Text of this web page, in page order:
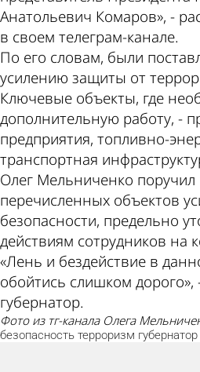
Анатольевич Комаров», -
в своем телеграм-канале.
По его словам, были
усилению защиты от
Ключевые объекты, где
дополнительную работу, -
предприятия, топливно-
транспортная
Олег Мельниченко поручил
перечисленных объектов
безопасности, предельно
действиям сотрудников на
«Лень и бездействие в
обойтись слишком дорого»,
губернатор.
фото из тг-канала Олега
безопасность терроризм губернатор